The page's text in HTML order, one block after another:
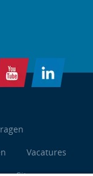
Vacatures